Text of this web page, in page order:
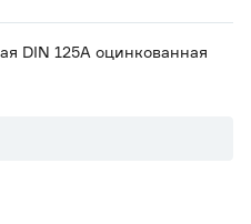
DIN 125А оцинкованная